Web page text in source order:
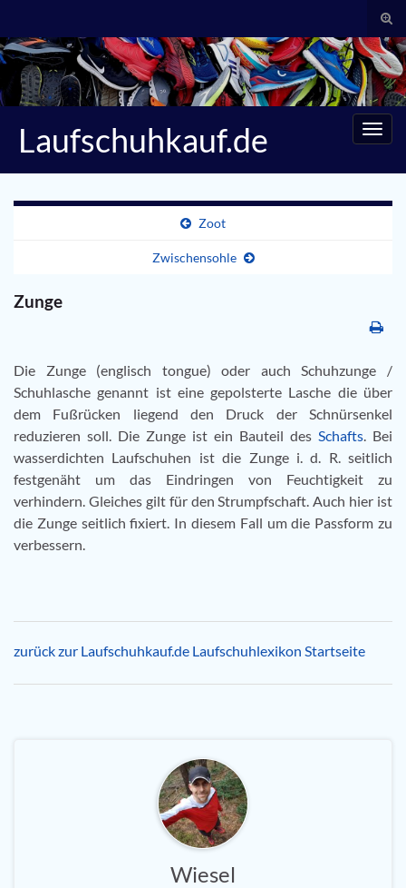
Search for:
Laufschuhkauf.de
Zoot
Zwischensohle
Zunge
Die Zunge (englisch tongue) oder auch Schuhzunge /
Schuhlasche genannt ist eine gepolsterte Lasche die über
dem Fußrücken liegend den Druck der Schnürsenkel
reduzieren soll. Die Zunge ist ein Bauteil des Schafts. Bei
wasserdichten Laufschuhen ist die Zunge i. d. R. seitlich
festgenäht um das Eindringen von Feuchtigkeit zu
verhindern. Gleiches gilt für den Strumpfschaft. Auch hier ist
die Zunge seitlich fixiert. In diesem Fall um die Passform zu
verbessern.
zurück zur Laufschuhkauf.de Laufschuhlexikon Startseite
Wiesel